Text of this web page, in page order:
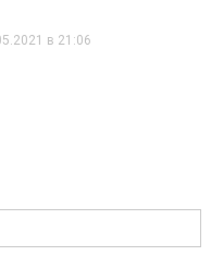
в 21:06